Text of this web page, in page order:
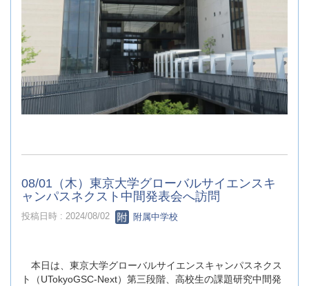
08/01（木）東京大学グローバルサイエンスキ
ャンパスネクスト中間発表会へ訪問
投稿日時 : 2024/08/02 附属中学校
本日は、東京大学グローバルサイエンスキャンパスネクス
ト（UTokyoGSC‐Next）第三段階、高校生の課題研究中間発